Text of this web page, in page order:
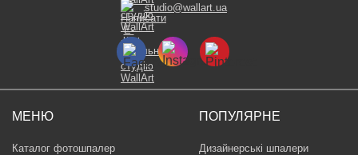
МЕНЮ
Каталог фотошпалер
ПОПУЛЯРНЕ
Дизайнерські шпалери
studio@wallart.ua